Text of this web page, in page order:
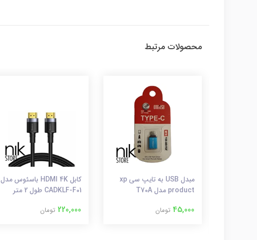
محصولات مرتبط
مبدل USB به تایپ سی xp
product مدل T70A
45,000 تومان
کابل HDMI 4K باسئوس مدل
CADKLF-F01 طول 2 متر
220,000 تومان